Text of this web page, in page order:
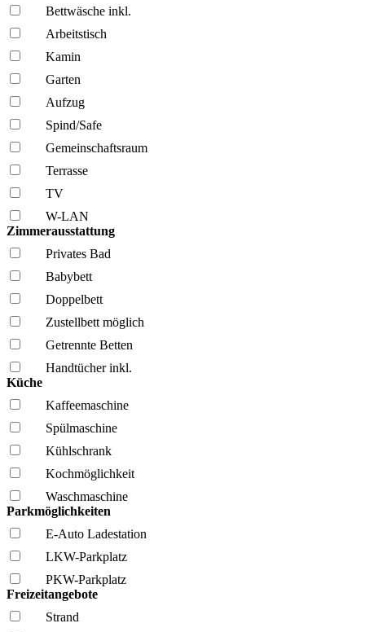
Bettwäsche inkl.
Arbeitstisch
Kamin
Garten
Aufzug
Spind/Safe
Gemeinschafts­raum
Terrasse
TV
W-LAN
Zimmerausstattung
Privates Bad
Babybett
Doppelbett
Zustellbett möglich
Getrennte Betten
Handtücher inkl.
Küche
Kaffee­maschine
Spül­maschine
Kühl­schrank
Kochmöglich­keit
Wasch­maschine
Parkmöglichkeiten
E-Auto Ladestation
LKW-Parkplatz
PKW-Parkplatz
Freizeitangebote
Strand